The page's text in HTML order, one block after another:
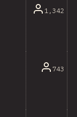
1,342
743